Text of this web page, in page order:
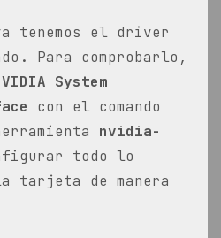
tenemos el driver
Para comprobarlo,
System
con el comando
nvidia-
todo lo
tarjeta de manera